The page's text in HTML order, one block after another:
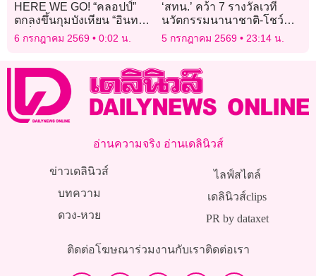
HERE WE GO! “คลอปป์”
ตกลงขึ้นกุมบังเหียน “อินทรี
เหล็ก”
6 กรกฎาคม 2569 0:02 น.
‘สทน.’ คว้า 7 รางวัลเวที
นวัตกรรมนานาชาติ-โชว์
ศักยภาพงานวิจัยไทยไกลสู่
5 กรกฎาคม 2569 23:14 น.
อ่านความจริง อ่านเดลินิวส์
ข่าวเดลินิวส์
บทความ
ดวง-หวย
ไลฟ์สไตล์
เดลินิวส์clips
PR by dataxet
ติดต่อโฆษณาร่วมงานกับเราติดต่อเรา